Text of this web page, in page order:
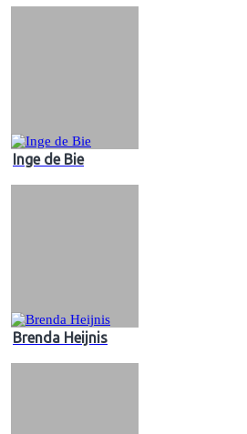
Inge de Bie
Brenda Heijnis